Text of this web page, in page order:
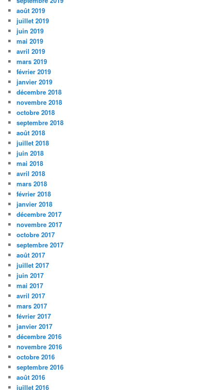
août 2019
juillet 2019
juin 2019
mai 2019
avril 2019
mars 2019
février 2019
janvier 2019
décembre 2018
novembre 2018
octobre 2018
septembre 2018
août 2018
juillet 2018
juin 2018
mai 2018
avril 2018
mars 2018
février 2018
janvier 2018
décembre 2017
novembre 2017
octobre 2017
septembre 2017
août 2017
juillet 2017
juin 2017
mai 2017
avril 2017
mars 2017
février 2017
janvier 2017
décembre 2016
novembre 2016
octobre 2016
septembre 2016
août 2016
juillet 2016